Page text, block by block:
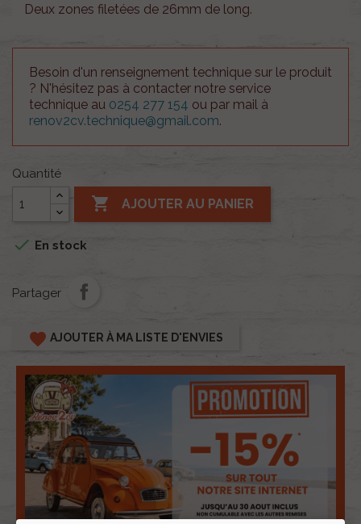
Deux zones filetées de 26mm de long.
Besoin d'un renseignement technique sur le produit
? N'hésitez pas à contacter notre service
technique au 0254 277 154 ou par mail à
renov2cv.technique@gmail.com.
Quantité
 AJOUTER AU PANIER
 En stock
Partager
favorite AJOUTER À MA LISTE D'ENVIES